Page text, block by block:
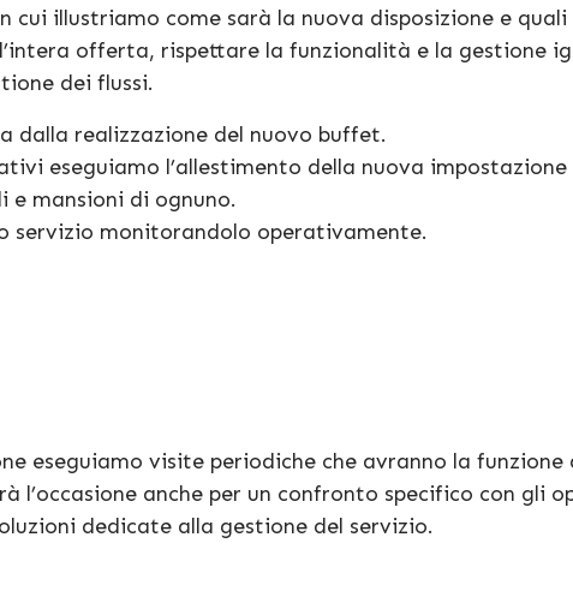
cui illustriamo come sarà la nuova disposizione e
offerta, rispettare la funzionalità e la gestione
dei flussi.
dalla realizzazione del nuovo buffet.
eseguiamo l’allestimento della nuova
e mansioni di ognuno.
servizio monitorandolo operativamente.
eseguiamo visite periodiche che avranno la
l’occasione anche per un confronto specifico con gli
dedicate alla gestione del servizio.